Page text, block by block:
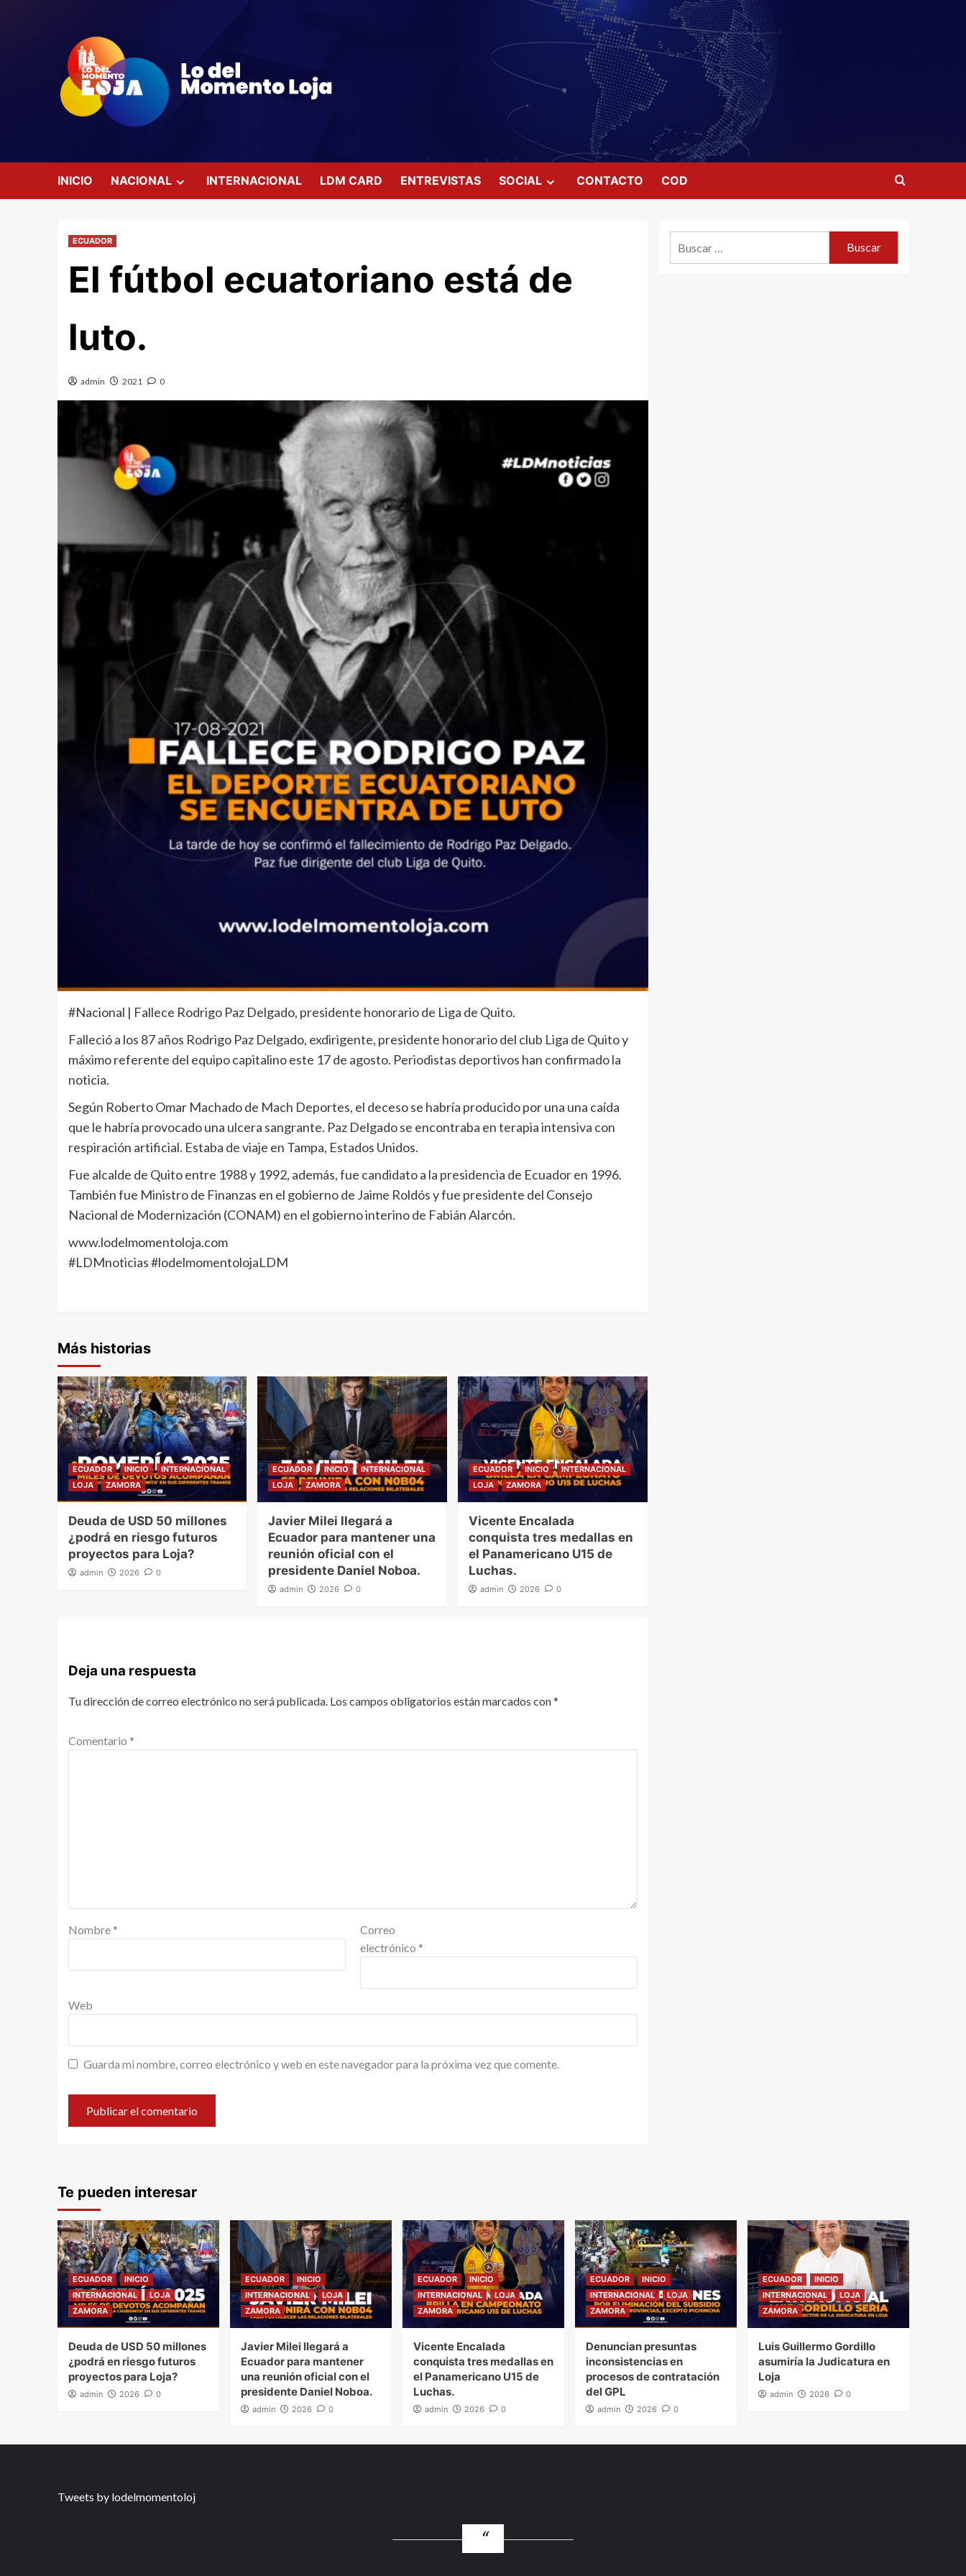
INICIO NACIONAL INTERNACIONAL LDM CARD ENTREVISTAS SOCIAL CONTACTO COD
ECUADOR
El fútbol ecuatoriano está de
luto.
admin 2021 0
#Nacional | Fallece Rodrigo Paz Delgado, presidente honorario de Liga de Quito.
Falleció a los 87 años Rodrigo Paz Delgado, exdirigente, presidente honorario del club Liga de Quito y
máximo referente del equipo capitalino este 17 de agosto. Periodistas deportivos han confirmado la
noticia.
Según Roberto Omar Machado de Mach Deportes, el deceso se habría producido por una una caída
que le habría provocado una ulcera sangrante. Paz Delgado se encontraba en terapia intensiva con
respiración artificial. Estaba de viaje en Tampa, Estados Unidos.
Fue alcalde de Quito entre 1988 y 1992, además, fue candidato a la presidencia de Ecuador en 1996.​
También fue Ministro de Finanzas en el gobierno de Jaime Roldós y fue presidente del Consejo
Nacional de Modernización (CONAM) en el gobierno interino de Fabián Alarcón.
www.lodelmomentoloja.com
#LDMnoticias #lodelmomentolojaLDM
Más historias
ECUADOR INICIO
INTERNACIONAL
LOJA
ZAMORA
Deuda de USD 50 millones
¿podrá en riesgo futuros
proyectos para Loja?
admin 2026 0
ECUADOR INICIO
INTERNACIONAL
LOJA
ZAMORA
Javier Milei llegará a
Ecuador para mantener una
reunión oficial con el
presidente Daniel Noboa.
admin 2026 0
ECUADOR INICIO
INTERNACIONAL
LOJA
ZAMORA
Vicente Encalada
conquista tres medallas en
el Panamericano U15 de
Luchas.
admin 2026 0
Deja una respuesta
Tu dirección de correo electrónico no será publicada. Los campos obligatorios están marcados con*
Comentario *
Nombre *
Correo
electrónico *
Web
Guarda mi nombre, correo electrónico y web en este navegador para la próxima vez que comente.
Te pueden interesar
ECUADOR
INICIO
INTERNACIONAL
LOJA
ZAMORA
Deuda de USD 50 millones
¿podrá en riesgo futuros
proyectos para Loja?
admin 2026 0
ECUADOR
INICIO
INTERNACIONAL
LOJA
ZAMORA
Javier Milei llegará a
Ecuador para mantener
una reunión oficial con el
presidente Daniel Noboa.
admin 2026 0
ECUADOR
INICIO
INTERNACIONAL
LOJA
ZAMORA
Vicente Encalada
conquista tres medallas en
el Panamericano U15 de
Luchas.
admin 2026 0
ECUADOR
INICIO
INTERNACIONAL
LOJA
ZAMORA
Denuncian presuntas
inconsistencias en
procesos de contratación
del GPL
admin 2026 0
ECUADOR
INICIO
INTERNACIONAL
LOJA
ZAMORA
Luis Guillermo Gordillo
asumiría la Judicatura en
Loja
admin 2026 0
Tweets by lodelmomentoloj